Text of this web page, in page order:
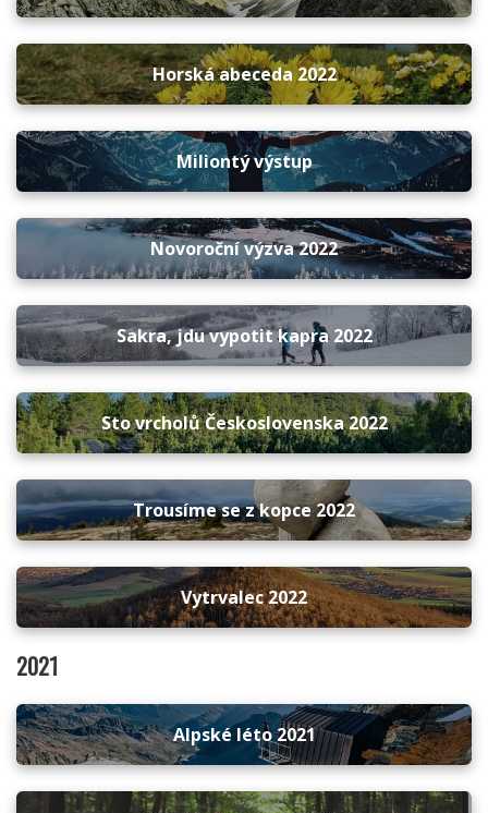
Horská abeceda 2022
Miliontý výstup
Novoroční výzva 2022
Sakra, jdu vypotit kapra 2022
Sto vrcholů Československa 2022
Trousíme se z kopce 2022
Vytrvalec 2022
2021
Alpské léto 2021